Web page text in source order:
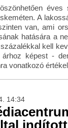
éves
A
van, ami
hatására a
kell
árhoz képest -
vonatkozó
14:34